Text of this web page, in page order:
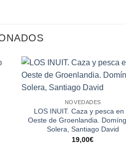
NOVEDADES
LOS INUIT. Caza y pesca en
Oeste de Groenlandia.
Solera, Santiago David
19,00€